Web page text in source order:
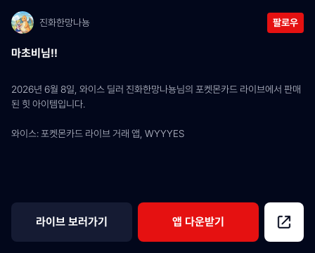
진화한망나뇽 팔로우
마초비님!!
2026년 6월 8일, 와이스 딜러 진화한망나뇽님의 포켓몬카드 라이브에서 판매
된 힛 아이템입니다.
와이스: 포켓몬카드 라이브 거래 앱, WYYYES
라이브 보러가기 앱 다운받기